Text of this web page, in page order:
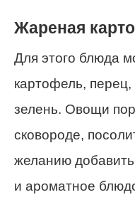
Жареная
Для этого блюда
картофель,
зелень. Овощи
сковороде,
желанию
и ароматное